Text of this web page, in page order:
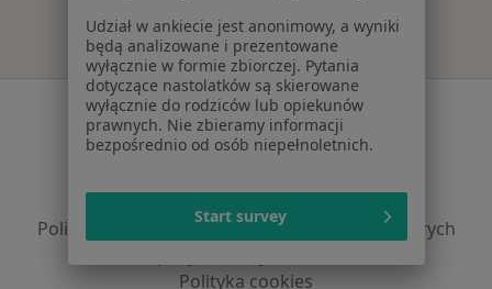
Serwis
Regulamin
Polityka prywatności dla profesjonalistów, których
Polityka cookies
Udział w ankiecie jest anonimowy, a wyniki
będą analizowane i prezentowane
wyłącznie w formie zbiorczej. Pytania
dotyczące nastolatków są skierowane
wyłącznie do rodziców lub opiekunów
prawnych. Nie zbieramy informacji
bezpośrednio od osób niepełnoletnich.
Start survey